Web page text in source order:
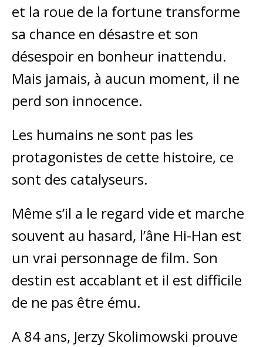
et la roue de la fortune transforme
sa chance en désastre et son
désespoir en bonheur inattendu.
Mais jamais, à aucun moment, il ne
perd son innocence.
Les humains ne sont pas les
protagonistes de cette histoire, ce
sont des catalyseurs.
Même s’il a le regard vide et marche
souvent au hasard, l’âne Hi-Han est
un vrai personnage de film. Son
destin est accablant et il est difficile
de ne pas être ému.
A 84 ans, Jerzy Skolimowski prouve